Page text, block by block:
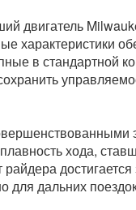
двигатель
характеристики
в стандартной
хода,
для дальних